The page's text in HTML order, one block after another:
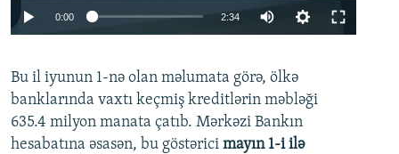
0:00 2:34
360p
480p
720p
Bu il iyunun 1-nə olan məlumata görə, ölkə
banklarında vaxtı keçmiş kreditlərin məbləği
635.4 milyon manata çatıb. Mərkəzi Bankın
hesabatına əsasən, bu göstərici mayın 1-i ilə